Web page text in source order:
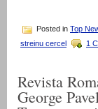
Posted in Top
streinu cercel
1
Revista
George